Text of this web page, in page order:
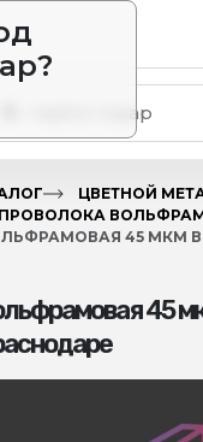
ЦВЕТНОЙ
ПРОВОЛОКА
45 МКМ
45